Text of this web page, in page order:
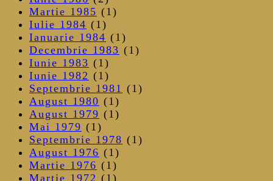
Martie 1985 (1)
Iulie 1984 (1)
Ianuarie 1984 (1)
Decembrie 1983 (1)
Iunie 1983 (1)
Iunie 1982 (1)
Septembrie 1981 (1)
August 1980 (1)
August 1979 (1)
Mai 1979 (1)
Septembrie 1978 (1)
August 1976 (1)
Martie 1976 (1)
Martie 1972 (1)